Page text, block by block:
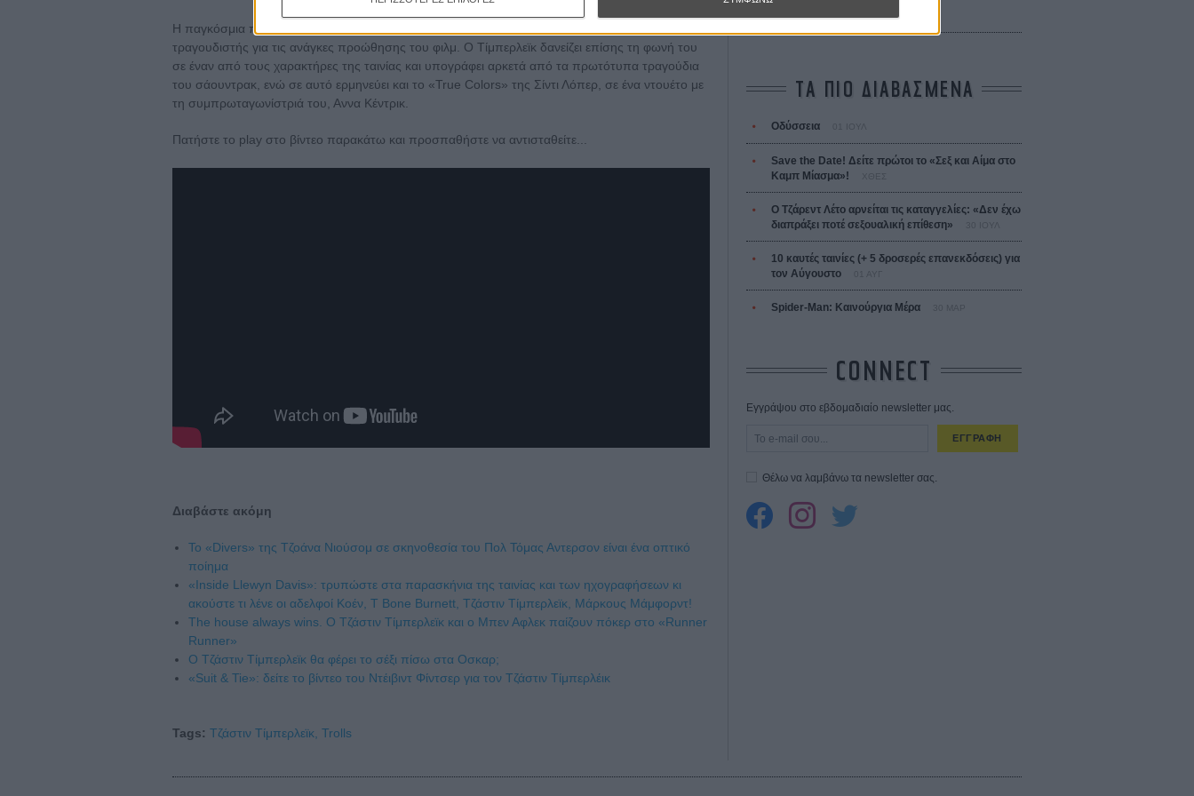
Η παγκόσμια πρεμιέρα του βίντεο ανακοινώθηκε – πού αλλού; – στις Κάννες, όπου βρέθηκε ο
τραγουδιστής για τις ανάγκες προώθησης του φιλμ. Ο Τίμπερλεϊκ δανείζει επίσης τη φωνή του
σε έναν από τους χαρακτήρες της ταινίας και υπογράφει αρκετά από τα πρωτότυπα τραγούδια
του σάουντρακ, ενώ σε αυτό ερμηνεύει και το «True Colors» της Σίντι Λόπερ, σε ένα ντουέτο με
τη συμπρωταγωνίστριά του, Αννα Κέντρικ.
Πατήστε το play στο βίντεο παρακάτω και προσπαθήστε να αντισταθείτε...
Διαβάστε ακόμη
Το «Divers» της Τζοάνα Νιούσομ σε σκηνοθεσία του Πολ Τόμας Αντερσον είναι ένα οπτικό
ποίημα
«Inside Llewyn Davis»: τρυπώστε στα παρασκήνια της ταινίας και των ηχογραφήσεων κι
ακούστε τι λένε οι αδελφοί Κοέν, T Bone Burnett, Τζάστιν Τίμπερλεϊκ, Mάρκους Μάμφορντ!
The house always wins. O Τζάστιν Τίμπερλεϊκ και ο Μπεν Αφλεκ παίζουν πόκερ στο «Runner
Runner»
Ο Τζάστιν Τίμπερλεϊκ θα φέρει το σέξι πίσω στα Οσκαρ;
«Suit & Tie»: δείτε το βίντεο του Ντέιβιντ Φίντσερ για τον Τζάστιν Τίμπερλέικ
Tags: Τζάστιν Τίμπερλεϊκ, Trolls
L’ Affaire Bojarski (The Moneymaker)
Ζαν-Πολ Σαλομέ
ΤΑ ΠΙΟ ΔΙΑΒΑΣΜΕΝΑ
Οδύσσεια
Save the Date! Δείτε πρώτοι το «Σεξ και Αίμα στο
Καμπ Μίασμα»!
ΧΘΕΣ
Ο Τζάρεντ Λέτο αρνείται τις καταγγελίες: «Δεν έχω
διαπράξει ποτέ σεξουαλική επίθεση»
10 καυτές ταινίες (+ 5 δροσερές επανεκδόσεις) για
τον Αύγουστο
Spider-Man: Καινούργια Μέρα 30 ΜΑΡ
CONNECT
Εγγράψου στο εβδομαδιαίο newsletter μας.
ΕΓΓΡΑΦΗ
Θέλω να λαμβάνω τα newsletter σας.